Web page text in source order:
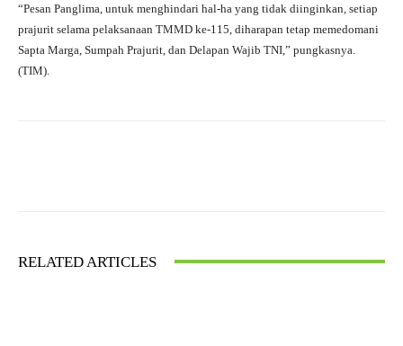
“Pesan Panglima, untuk menghindari hal-ha yang tidak diinginkan, setiap
prajurit selama pelaksanaan TMMD ke-115, diharapan tetap memedomani
Sapta Marga, Sumpah Prajurit, dan Delapan Wajib TNI,” pungkasnya.
(TIM).
RELATED ARTICLES